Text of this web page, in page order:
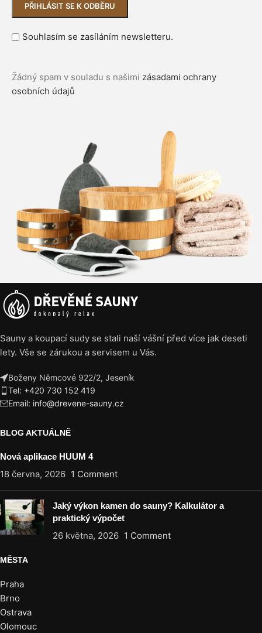
Souhlasím se zasíláním newsletteru.
Žádný spam v souladu s našimi zásadami ochrany
osobních údajů
Sauny a koupací sudy se stali naší vášní před více jak deseti
lety. Vše se zárukou a servisem u Vás.
Boženy Němcové 922/2, Jeseník
Tel: +420 730 152 419
Email: info@drevene-sauny.cz
BLOG AKTUÁLNĚ
Nová aplikace HUUM 4
18 června, 2026 1 Comment
Jaký výkon kamen do sauny? Kalkulátor a
praktický výpočet
26 května, 2026 1 Comment
MĚSTA
Praha
Brno
Ostrava
Olomouc